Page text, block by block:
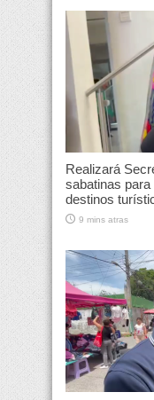
Realizará
sabatinas
destinos
9 mins atras